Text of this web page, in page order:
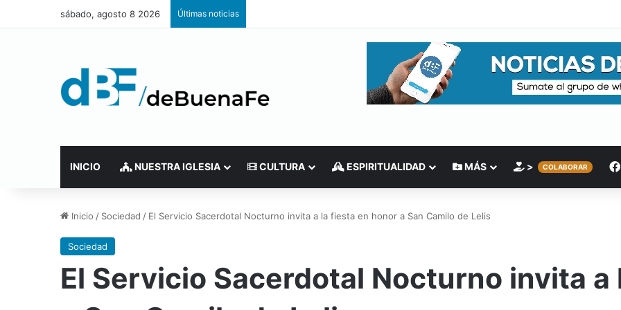
sábado, agosto 8 2026 Últimas noticias
INICIO NUESTRA IGLESIA CULTURA ESPIRITUALIDAD MÁS > COLABORAR
Inicio / Sociedad / El Servicio Sacerdotal Nocturno invita a la fiesta en honor a San Camilo de Lelis
Sociedad
El Servicio Sacerdotal Nocturno invita